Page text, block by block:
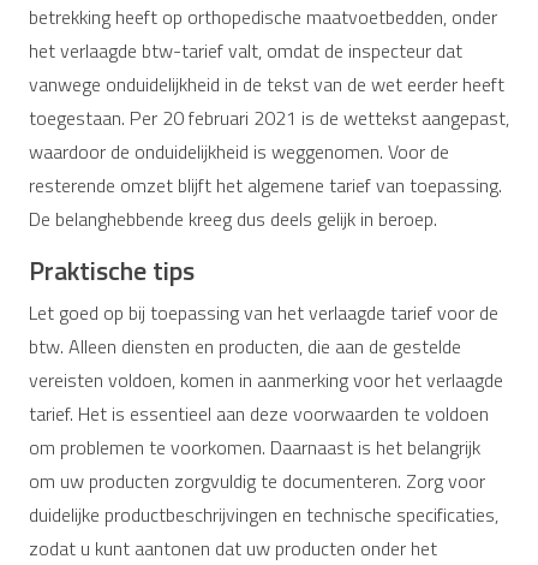
betrekking heeft op orthopedische maatvoetbedden, onder
het verlaagde btw-tarief valt, omdat de inspecteur dat
vanwege onduidelijkheid in de tekst van de wet eerder heeft
toegestaan. Per 20 februari 2021 is de wettekst aangepast,
waardoor de onduidelijkheid is weggenomen. Voor de
resterende omzet blijft het algemene tarief van toepassing.
De belanghebbende kreeg dus deels gelijk in beroep.
Praktische tips
Let goed op bij toepassing van het verlaagde tarief voor de
btw. Alleen diensten en producten, die aan de gestelde
vereisten voldoen, komen in aanmerking voor het verlaagde
tarief. Het is essentieel aan deze voorwaarden te voldoen
om problemen te voorkomen. Daarnaast is het belangrijk
om uw producten zorgvuldig te documenteren. Zorg voor
duidelijke productbeschrijvingen en technische specificaties,
zodat u kunt aantonen dat uw producten onder het